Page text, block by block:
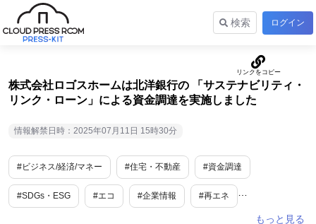
検索 ログイン
株式会社ロゴスホームは北洋銀行の 「サステナビリティ・
リンク・ローン」による資金調達を実施しました
情報解禁日時：2025年07月11日 15時30分
#ビジネス/経済/マネー #住宅・不動産 #資金調達
#SDGs・ESG #エコ #企業情報 #再エネ